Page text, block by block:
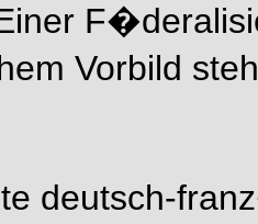
Vorbild
deutsch-